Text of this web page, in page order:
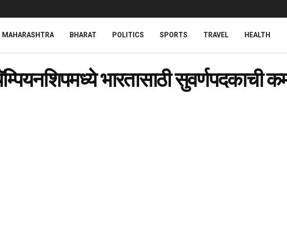
MAHARASHTRA BHARAT POLITICS SPORTS TRAVEL HEALTH
भारतासाठी सुवर्णपदकाची